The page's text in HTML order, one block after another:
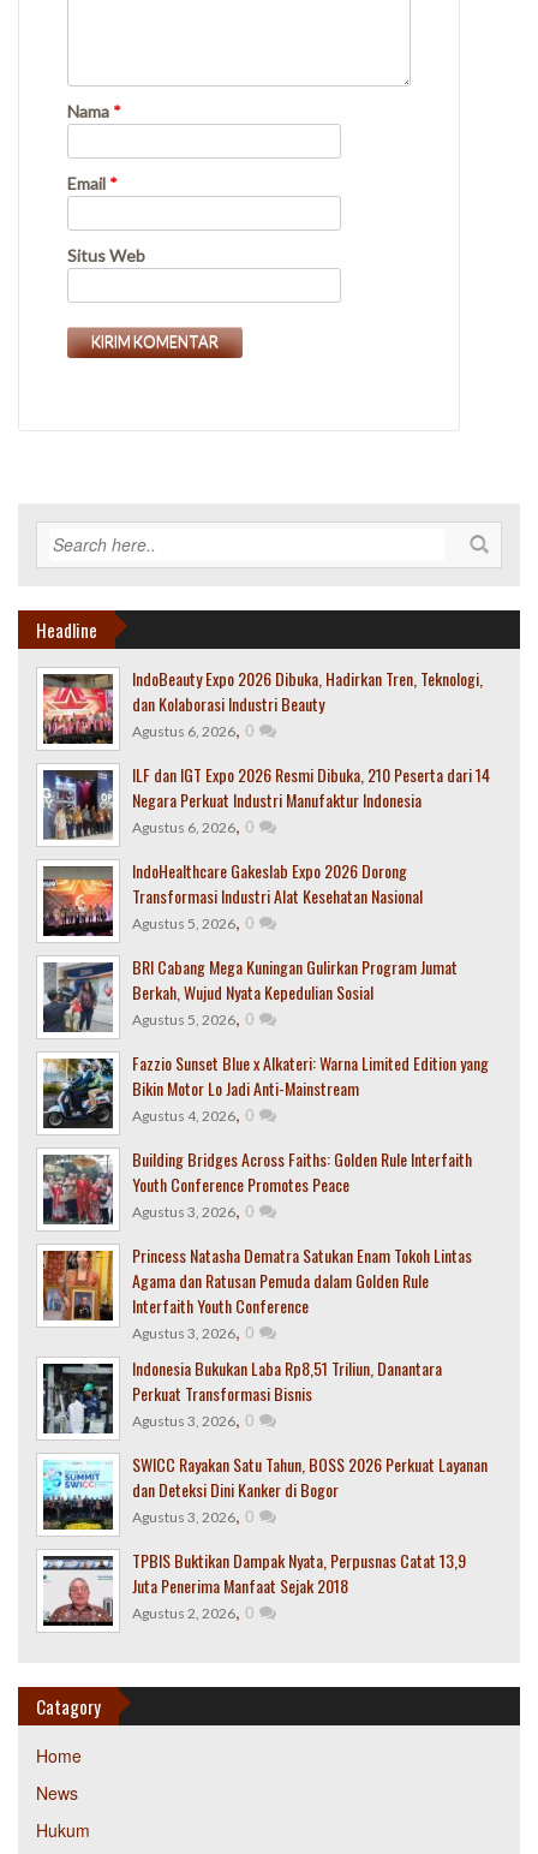
Nama *
Email *
Situs Web
Headline
IndoBeauty Expo 2026 Dibuka, Hadirkan Tren, Teknologi,
dan Kolaborasi Industri Beauty
Agustus 6, 2026, 0
ILF dan IGT Expo 2026 Resmi Dibuka, 210 Peserta dari 14
Negara Perkuat Industri Manufaktur Indonesia
Agustus 6, 2026, 0
IndoHealthcare Gakeslab Expo 2026 Dorong
Transformasi Industri Alat Kesehatan Nasional
Agustus 5, 2026, 0
BRI Cabang Mega Kuningan Gulirkan Program Jumat
Berkah, Wujud Nyata Kepedulian Sosial
Agustus 5, 2026, 0
Fazzio Sunset Blue x Alkateri: Warna Limited Edition yang
Bikin Motor Lo Jadi Anti-Mainstream
Agustus 4, 2026, 0
Building Bridges Across Faiths: Golden Rule Interfaith
Youth Conference Promotes Peace
Agustus 3, 2026, 0
Princess Natasha Dematra Satukan Enam Tokoh Lintas
Agama dan Ratusan Pemuda dalam Golden Rule
Interfaith Youth Conference
Agustus 3, 2026, 0
Indonesia Bukukan Laba Rp8,51 Triliun, Danantara
Perkuat Transformasi Bisnis
Agustus 3, 2026, 0
SWICC Rayakan Satu Tahun, BOSS 2026 Perkuat Layanan
dan Deteksi Dini Kanker di Bogor
Agustus 3, 2026, 0
TPBIS Buktikan Dampak Nyata, Perpusnas Catat 13,9
Juta Penerima Manfaat Sejak 2018
Agustus 2, 2026, 0
Catagory
Home
News
Hukum